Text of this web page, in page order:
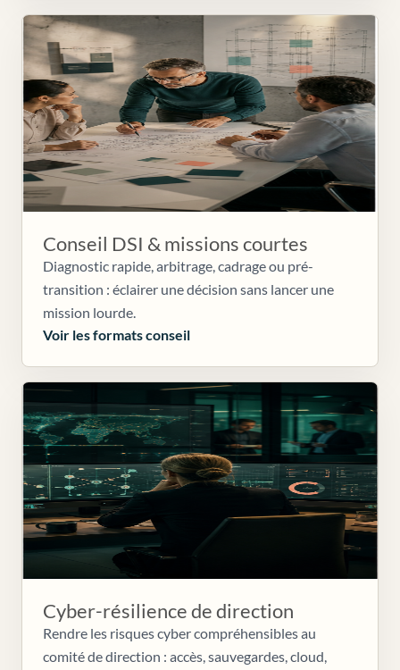
Conseil DSI & missions courtes
Diagnostic rapide, arbitrage, cadrage ou pré-
transition : éclairer une décision sans lancer une
mission lourde.
Voir les formats conseil
Cyber-résilience de direction
Rendre les risques cyber compréhensibles au
comité de direction : accès, sauvegardes, cloud,